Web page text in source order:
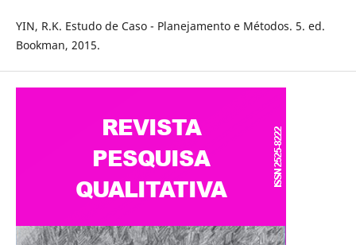
YIN, R.K. Estudo de Caso - Planejamento e Métodos. 5. ed.
Bookman, 2015.